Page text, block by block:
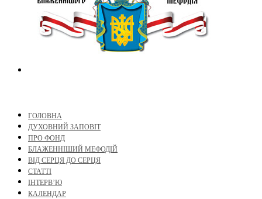
ГОЛОВНА
ДУХОВНИЙ ЗАПОВІТ
ПРО ФОНД
БЛАЖЕННІШИЙ МЕФОДІЙ
ВІД СЕРЦЯ ДО СЕРЦЯ
СТАТТІ
ІНТЕРВ’Ю
КАЛЕНДАР